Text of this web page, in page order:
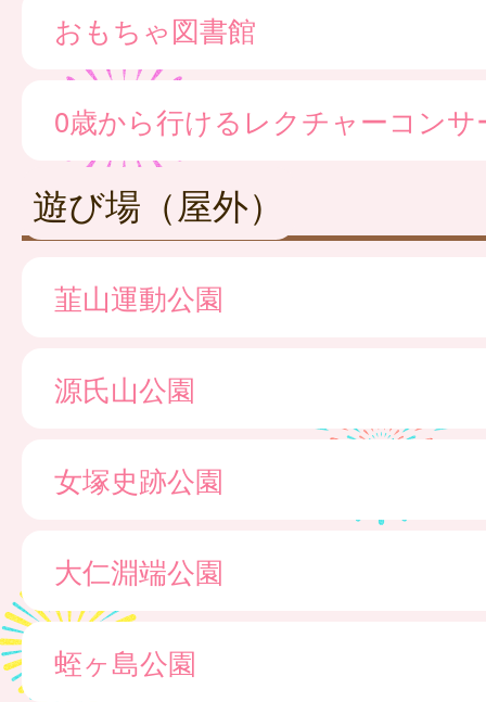
おもちゃ図書館
0歳から行けるレクチャーコンサ
遊び場（屋外）
韮山運動公園
源氏山公園
女塚史跡公園
大仁淵端公園
蛭ヶ島公園